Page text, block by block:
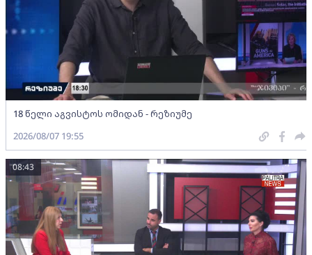
18 წელი აგვისტოს ომიდან - რეზიუმე
2026/08/07 19:55
08:43